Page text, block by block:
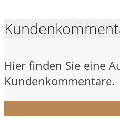
Hier finden Sie eine
Kundenkommentare.